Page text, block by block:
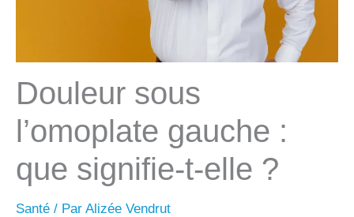
Douleur sous
l’omoplate gauche :
que signifie-t-elle ?
Santé / Par Alizée Vendrut